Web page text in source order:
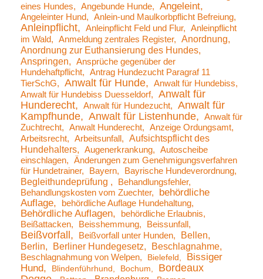
eines Hundes
Angebunde Hunde Angeleint
Angeleinter Hund Anlein-und Maulkorbpflicht Befreiung
Anleinpflicht Anleinpflicht Feld und Flur
Anleinpflicht
im Wald
Anmeldung zentrales Register
Anordnung
Anordnung zur Euthansierung des Hundes
Anspringen
Ansprüche gegenüber der
Hundehaftpflicht
Antrag Hundezucht Paragraf 11
TierSchG
Anwalt für Hunde
Anwalt für Hundebiss
Anwalt für Hundebiss Duesseldorf
Anwalt für
Hunderecht
Anwalt für Hundezucht
Anwalt für
Kampfhunde
Anwalt für Listenhunde
Anwalt für
Zuchtrecht
Anwalt Hunderecht
Anzeige Ordungsamt
Arbeitsrecht
Arbeitsunfall
Aufsichtspflicht des
Hundehalters
Augenerkrankung
Autoscheibe
einschlagen
Änderungen zum Genehmigungsverfahren
für Hundetrainer
Bayern Bayrische Hundeverordnung
Begleithundeprüfung
Behandlungsfehler
Behandlungskosten vom Zuechter
behördliche
Auflage
behördliche Auflage Hundehaltung
Behördliche Auflagen
behördliche Erlaubnis
Beißattacken
Beisshemmung Beissunfall
Beißvorfall Beißvorfall unter Hunden
Bellen
Berlin
Berliner Hundegesetz Beschlagnahme
Beschlagnahmung von Welpen Bielefeld
Bissiger
Hund
Blindenführhund Bochum
Bordeaux